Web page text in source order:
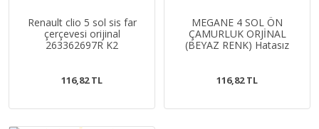
Renault clio 5 sol sis far
çerçevesi orijinal
263362697R K2
116,82 TL
MEGANE 4 SOL ÖN
ÇAMURLUK ORJİNAL
(BEYAZ RENK) Hatasız
116,82 TL